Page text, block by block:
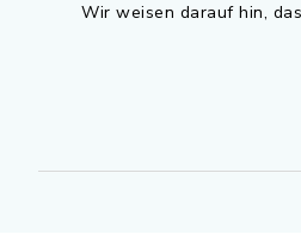
Wir weisen darauf hin,